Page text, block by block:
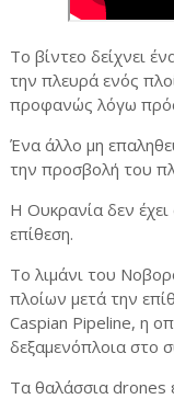
Το βίντεο δείχνει
την πλευρά ενός
προφανώς λόγω
Ένα άλλο μη
την προσβολή του
Η Ουκρανία δεν έχει
επίθεση.
Το λιμάνι του
πλοίων μετά την
Caspian Pipeline, η
δεξαμενόπλοια στο
Τα θαλάσσια drones